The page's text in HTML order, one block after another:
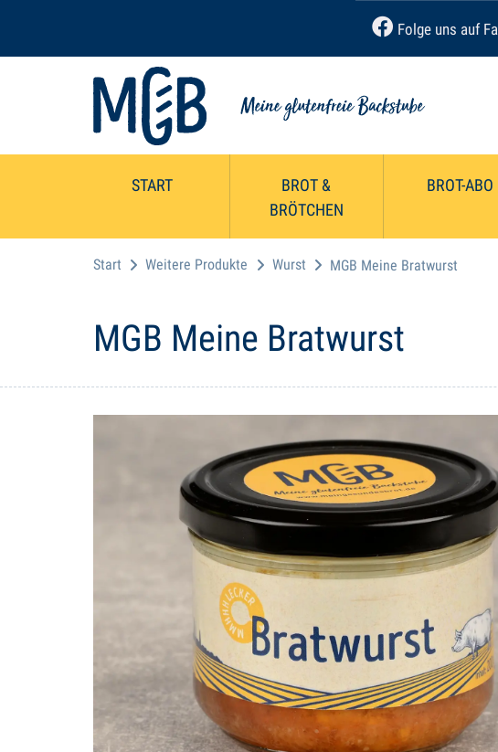
Folge uns auf
START
BROT &
BRÖTCHEN
BROT-ABO
Start Weitere Produkte Wurst MGB Meine Bratwurst
MGB Meine Bratwurst